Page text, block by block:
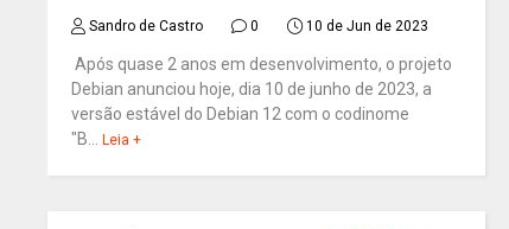
Sandro de Castro 0 10 de Jun de 2023
Após quase 2 anos em desenvolvimento, o projeto
Debian anunciou hoje, dia 10 de junho de 2023, a
versão estável do Debian 12 com o codinome
"B...
Leia +